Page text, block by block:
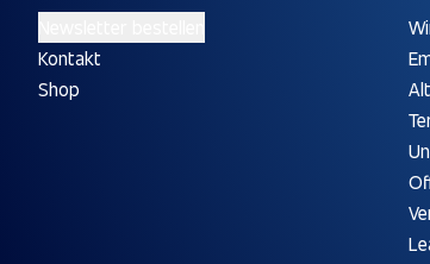
Kontakt
Shop